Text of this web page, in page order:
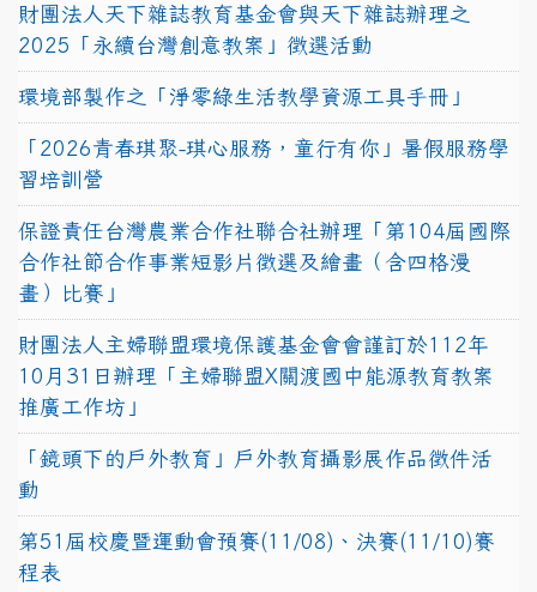
財團法人天下雜誌教育基金會與天下雜誌辦理之
2025「永續台灣創意教案」徵選活動
環境部製作之「淨零綠生活教學資源工具手冊」
「2026青春琪聚-琪心服務，童行有你」暑假服務學
習培訓營
保證責任台灣農業合作社聯合社辦理「第104屆國際
合作社節合作事業短影片徵選及繪畫（含四格漫
畫）比賽」
財團法人主婦聯盟環境保護基金會會謹訂於112年
10月31日辦理「主婦聯盟X關渡國中能源教育教案
推廣工作坊」
「鏡頭下的戶外教育」戶外教育攝影展作品徵件活
動
第51屆校慶暨運動會預賽(11/08)、決賽(11/10)賽
程表